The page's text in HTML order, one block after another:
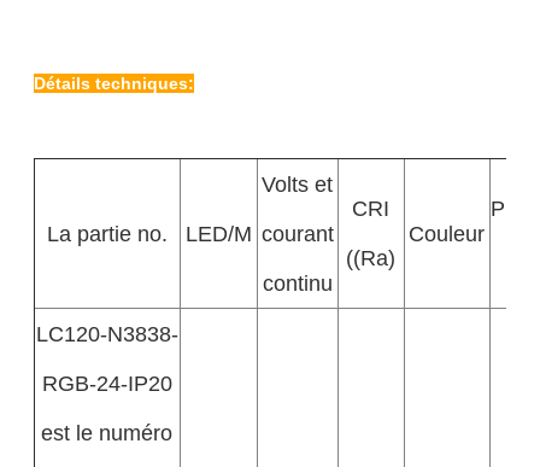
Détails techniques:
La partie no. LED/M
Volts et
courant
continu
CRI
((Ra)
Couleur
LC120-N3838-
RGB-24-IP20
est le numéro